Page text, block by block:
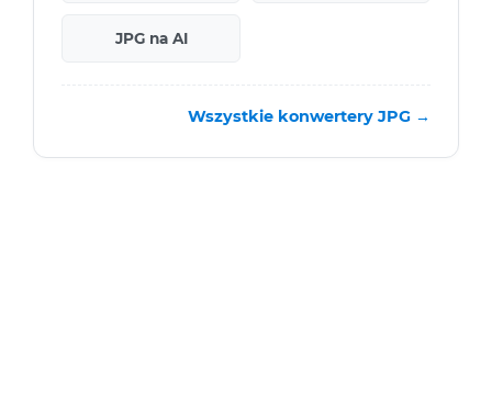
JPG na AI
Wszystkie konwertery JPG →